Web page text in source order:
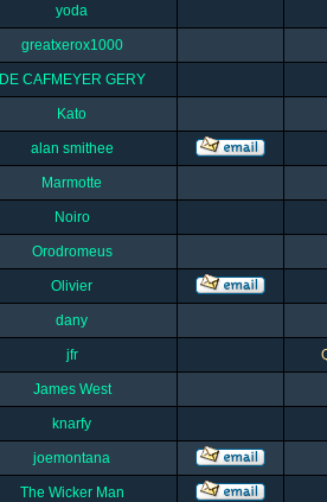
yoda
greatxerox1000
DE CAFMEYER GERY
Kato
alan smithee
Marmotte
Noiro
Orodromeus
Olivier
dany
jfr
James West
knarfy
joemontana
The Wicker Man